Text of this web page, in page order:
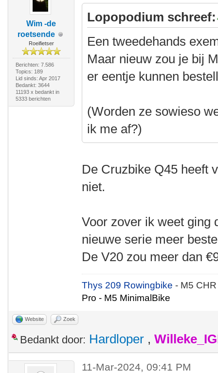
Wim -de
roetsende
Roeifietser
Berichten: 7.586
Topics: 189
Lid sinds: Apr 2017
Bedankt: 3644
11193 x bedankt in
5333 berichten
Lopopodium schreef:
Een tweedehands
Maar nieuw zou je bij
er eentje kunnen
(Worden ze sowieso
ik me af?)
De Cruzbike Q45 heeft
niet.
Voor zover ik weet ging
nieuwe serie meer
De V20 zou meer dan
Thys 209 Rowingbike- M5
Pro - M5 MinimalBike
Website Zoek
Bedankt door: Hardloper ,
11-Mar-2024, 09:41 PM